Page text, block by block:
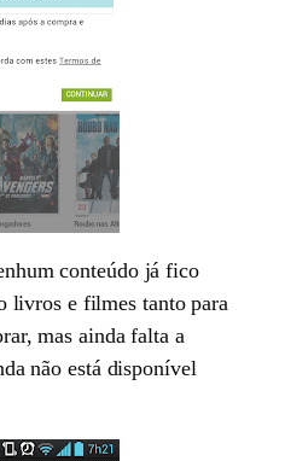
conteúdo já fico
livros e filmes tanto para
mas ainda falta a
não está disponível